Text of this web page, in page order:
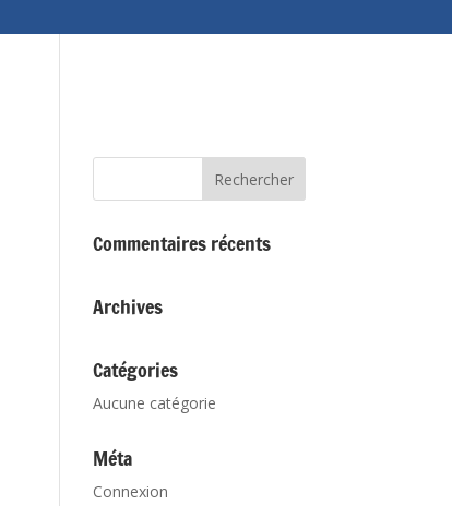
Commentaires récents
Archives
Catégories
Aucune catégorie
Méta
Connexion